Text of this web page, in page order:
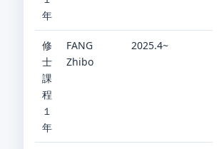
年
修
士
課
程
１
年
FANG
Zhibo
2025.4~